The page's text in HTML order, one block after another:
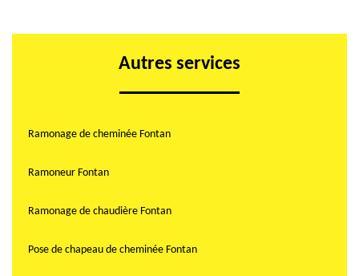
Autres services
Ramonage de cheminée Fontan
Ramoneur Fontan
Ramonage de chaudière Fontan
Pose de chapeau de cheminée Fontan